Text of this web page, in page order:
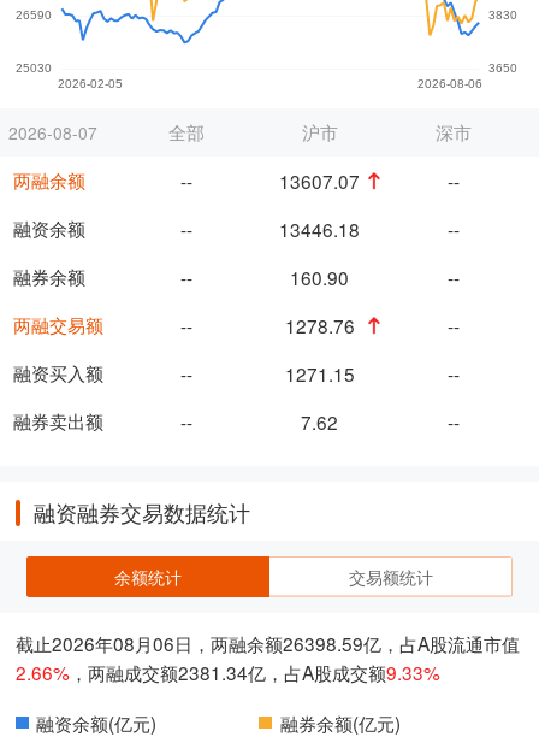
2026-08-07
两融余额
融资余额
融券余额
两融交易额
融资买入额
融券卖出额
全部 沪市
深市
--
13607.07
--
--
13446.18
--
--
160.90
--
--
1278.76
--
--
1271.15
--
--
7.62 --
融资融券交易数据统计
余额统计 交易额统计
截止2026年08月06日，两融余额26398.59亿，占A股流通市值
2.66% ，两融成交额2381.34亿，占A股成交额9.33%
融资余额(亿元)
融券余额(亿元)